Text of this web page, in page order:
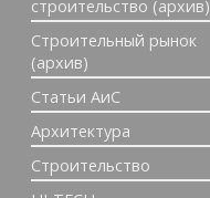
строительство (архив)
Строительный рынок
(архив)
Статьи АиС
Архитектура
Строительство